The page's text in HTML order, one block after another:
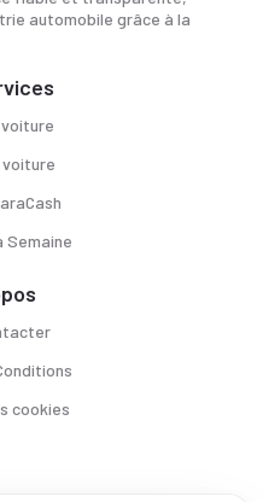
automobile grâce à la
Semaine
cookies